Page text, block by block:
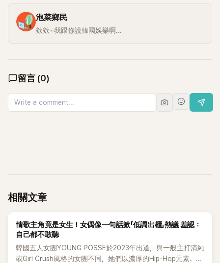
泡菜鄉民
欸欸~我跟你說韓國娛樂啊...
留言 (0)
相關文章
K-POP
情歌主角竟是女生！女偶像一句話掀「低調出櫃」熱議 羞認：
自己都不敢聽
韓國五人女團YOUNG POSSE於2023年出道，與一般主打清純
或Girl Crush風格的女團不同，她們以濃厚的Hip-Hop元素、自